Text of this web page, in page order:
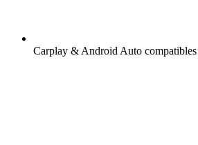
Carplay & Android Auto compatibles